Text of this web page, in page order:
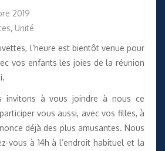
2019
, Unité
l’heure est bientôt venue pour
vos enfants les joies de la réunion
invitons à vous joindre à nous ce
vous aussi, avec vos filles, à
déjà des plus amusantes. Nous
vous à 14h à l’endroit habituel et la